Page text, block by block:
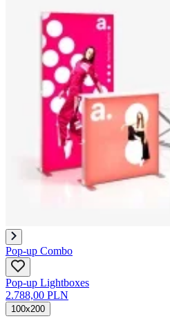
Pop-up Combo
Pop-up Lightboxes
2.788,00 PLN
100x200